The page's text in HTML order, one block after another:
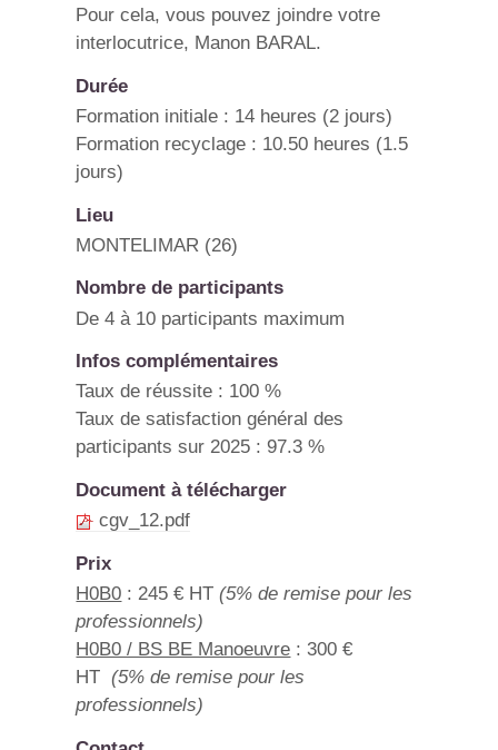
Pour cela, vous pouvez joindre votre
interlocutrice, Manon BARAL.
Durée
Formation initiale : 14 heures (2 jours)
Formation recyclage : 10.50 heures (1.5
jours)
Lieu
MONTELIMAR (26)
Nombre de participants
De 4 à 10 participants maximum
Infos complémentaires
Taux de réussite : 100 %
Taux de satisfaction général des
participants sur 2025 : 97.3 %
Document à télécharger
cgv_12.pdf
Prix
H0B0 : 245 € HT(5% de remise pour les
professionnels)
H0B0 / BS BE Manoeuvre : 300 €
HT(5% de remise pour les
professionnels)